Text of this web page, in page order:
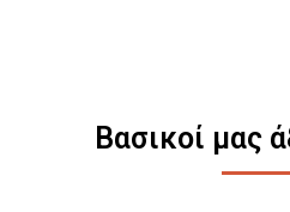
Βασικοί μας